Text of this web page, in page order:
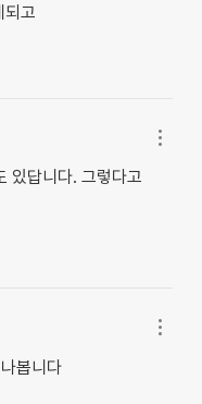
되고
있답니다. 그렇다고
봅니다